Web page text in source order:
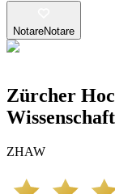
NotareNotare
Zürcher
ZHAW